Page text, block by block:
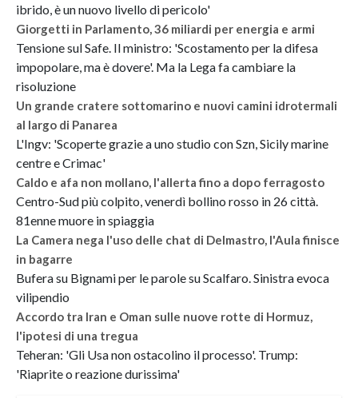
ibrido, è un nuovo livello di pericolo'
Giorgetti in Parlamento, 36 miliardi per energia e armi
Tensione sul Safe. Il ministro: 'Scostamento per la difesa
impopolare, ma è dovere'. Ma la Lega fa cambiare la
risoluzione
Un grande cratere sottomarino e nuovi camini idrotermali
al largo di Panarea
L'Ingv: 'Scoperte grazie a uno studio con Szn, Sicily marine
centre e Crimac'
Caldo e afa non mollano, l'allerta fino a dopo ferragosto
Centro-Sud più colpito, venerdì bollino rosso in 26 città.
81enne muore in spiaggia
La Camera nega l'uso delle chat di Delmastro, l'Aula finisce
in bagarre
Bufera su Bignami per le parole su Scalfaro. Sinistra evoca
vilipendio
Accordo tra Iran e Oman sulle nuove rotte di Hormuz,
l'ipotesi di una tregua
Teheran: 'Gli Usa non ostacolino il processo'. Trump:
'Riaprite o reazione durissima'